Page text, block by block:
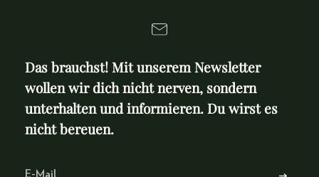
Das brauchst! Mit unserem Newsletter
wollen wir dich nicht nerven, sondern
unterhalten und informieren. Du wirst es
nicht bereuen.